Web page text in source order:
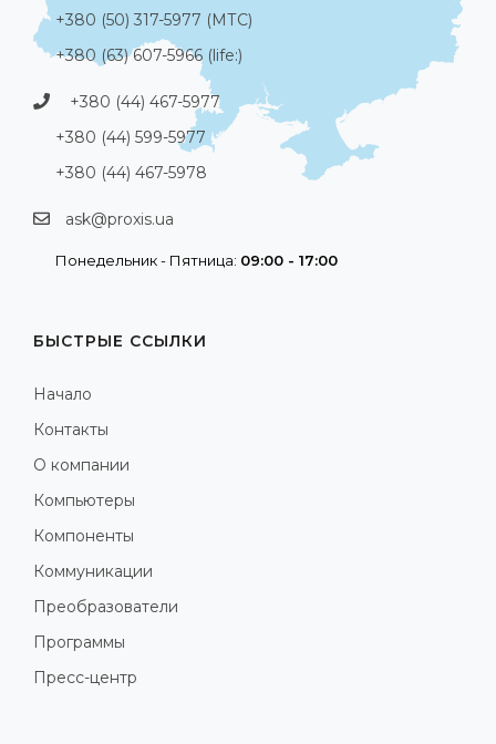
+380 (50) 317-5977 (МТС)
+380 (63) 607-5966 (life:)
+380 (44) 467-5977
+380 (44) 599-5977
+380 (44) 467-5978
ask@proxis.ua
Понедельник - Пятница: 09:00 - 17:00
БЫСТРЫЕ ССЫЛКИ
Начало
Контакты
О компании
Компьютеры
Компоненты
Коммуникации
Преобразователи
Программы
Пресс-центр